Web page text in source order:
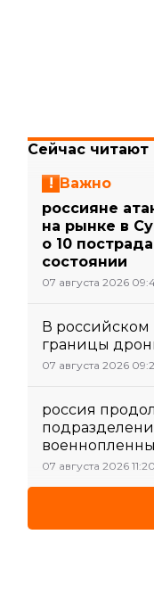
Сейчас читают
Важно
россияне
на рынке в
о 10
состоянии
07 августа 2026
В российском
границы
07 августа 2026
россия
07 августа 2026 11:20